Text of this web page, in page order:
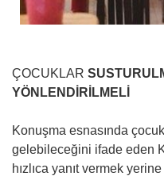
ÇOCUKLAR
YÖNLENDİRİLMELİ
Konuşma esnasında
gelebileceğini ifade eden
hızlıca yanıt vermek